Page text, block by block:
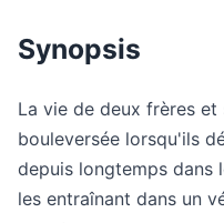
Synopsis
La vie de deux frères
bouleversée lorsqu'ils
depuis longtemps dans
les entraînant dans un